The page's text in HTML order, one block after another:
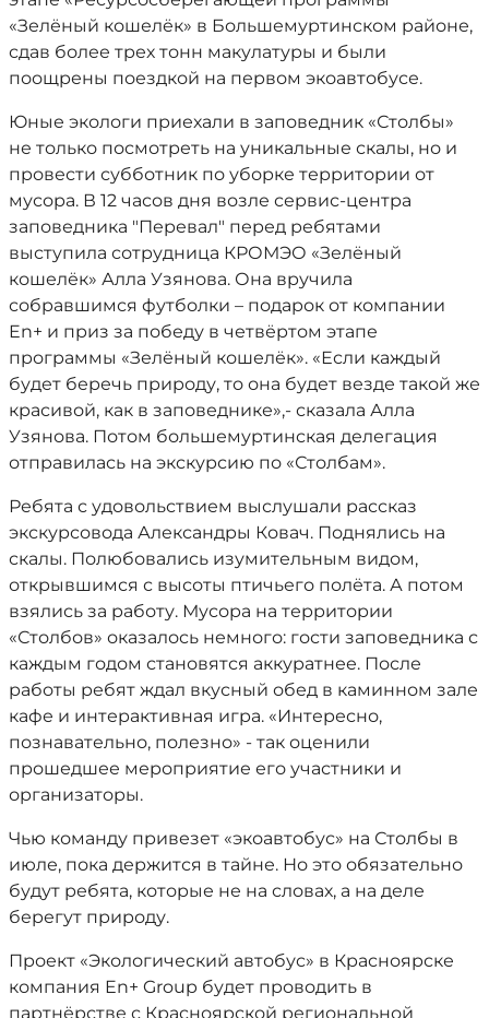
«Зелёный кошелёк» в Большемуртинском районе,
сдав более трех тонн макулатуры и были
поощрены поездкой на первом экоавтобусе.
Юные экологи приехали в заповедник «Столбы»
не только посмотреть на уникальные скалы, но и
провести субботник по уборке территории от
мусора. В 12 часов дня возле сервис-центра
заповедника "Перевал" перед ребятами
выступила сотрудница КРОМЭО «Зелёный
кошелёк» Алла Узянова. Она вручила
собравшимся футболки – подарок от компании
En+ и приз за победу в четвёртом этапе
программы «Зелёный кошелёк». «Если каждый
будет беречь природу, то она будет везде такой же
красивой, как в заповеднике»,- сказала Алла
Узянова. Потом большемуртинская делегация
отправилась на экскурсию по «Столбам».
Ребята с удовольствием выслушали рассказ
экскурсовода Александры Ковач. Поднялись на
скалы. Полюбовались изумительным видом,
открывшимся с высоты птичьего полёта. А потом
взялись за работу. Мусора на территории
«Столбов» оказалось немного: гости заповедника с
каждым годом становятся аккуратнее. После
работы ребят ждал вкусный обед в каминном зале
кафе и интерактивная игра. «Интересно,
познавательно, полезно» - так оценили
прошедшее мероприятие его участники и
организаторы.
Чью команду привезет «экоавтобус» на Столбы в
июле, пока держится в тайне. Но это обязательно
будут ребята, которые не на словах, а на деле
берегут природу.
Проект «Экологический автобус» в Красноярске
компания En+ Group будет проводить в
партнёрстве с Красноярской региональной